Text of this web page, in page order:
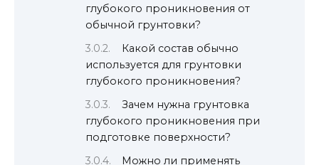
глубокого проникновения от
обычной грунтовки?
Какой состав обычно
используется для грунтовки
глубокого проникновения?
Зачем нужна грунтовка
глубокого проникновения при
подготовке поверхности?
Можно ли применять